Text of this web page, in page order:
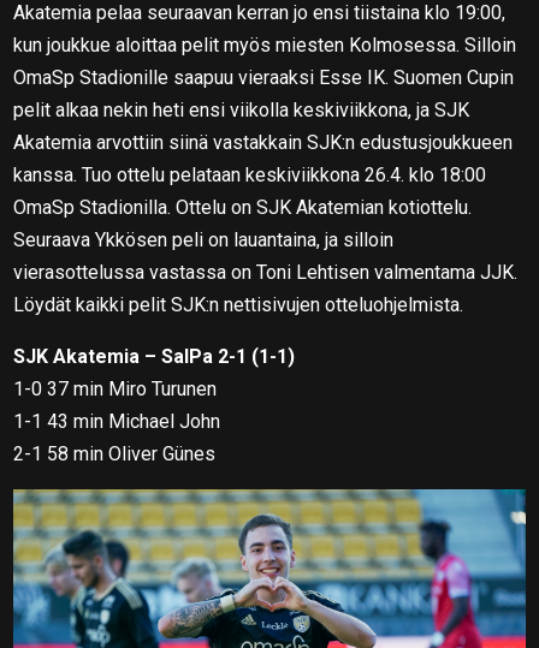
Akatemia pelaa seuraavan kerran jo ensi tiistaina klo 19:00,
kun joukkue aloittaa pelit myös miesten Kolmosessa. Silloin
OmaSp Stadionille saapuu vieraaksi Esse IK. Suomen Cupin
pelit alkaa nekin heti ensi viikolla keskiviikkona, ja SJK
Akatemia arvottiin siinä vastakkain SJK:n edustusjoukkueen
kanssa. Tuo ottelu pelataan keskiviikkona 26.4. klo 18:00
OmaSp Stadionilla. Ottelu on SJK Akatemian kotiottelu.
Seuraava Ykkösen peli on lauantaina, ja silloin
vierasottelussa vastassa on Toni Lehtisen valmentama JJK.
Löydät kaikki pelit SJK:n nettisivujen otteluohjelmista.
SJK Akatemia – SalPa 2-1 (1-1)
1-0 37 min Miro Turunen
1-1 43 min Michael John
2-1 58 min Oliver Günes